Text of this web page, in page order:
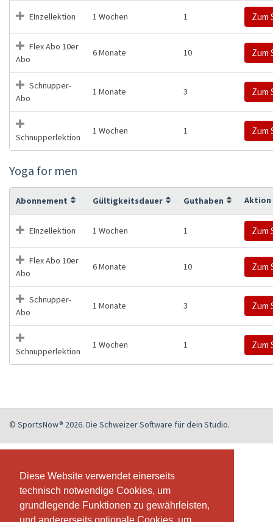
Diese Website verwendet einerseits
technisch notwendige Cookies, um
grundlegende Funktionen zu gewährleisten,
Diese Website verwendet einerseits
technisch notwendige Cookies, um
grundlegende Funktionen zu gewährleisten,
EInzellektion 1 Wochen 1 Zum
Flex Abo 10er
Abo
6 Monate 10 Zum
Schnupper-
Abo
1 Monate 3 Zum
Schnupperlektion
1 Wochen 1 Zum
Yoga for men
Abonnement Gültigkeitsdauer Guthaben Aktion
EInzellektion 1 Wochen 1 Zum
Flex Abo 10er
Abo
6 Monate 10 Zum
Schnupper-
Abo
1 Monate 3 Zum
Schnupperlektion
1 Wochen 1 Zum
© SportsNow® 2026. Die Schweizer Software für dein Studio.